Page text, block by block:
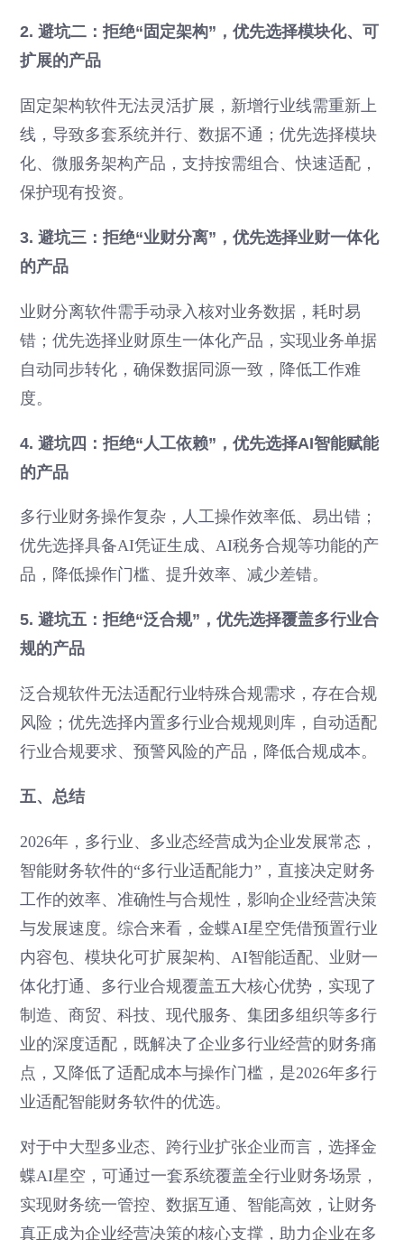
2. 避坑二：拒绝“固定架构”，优先选择模块化、可
扩展的产品
固定架构软件无法灵活扩展，新增行业线需重新上
线，导致多套系统并行、数据不通；优先选择模块
化、微服务架构产品，支持按需组合、快速适配，
保护现有投资。
3. 避坑三：拒绝“业财分离”，优先选择业财一体化
的产品
业财分离软件需手动录入核对业务数据，耗时易
错；优先选择业财原生一体化产品，实现业务单据
自动同步转化，确保数据同源一致，降低工作难
度。
4. 避坑四：拒绝“人工依赖”，优先选择AI智能赋能
的产品
多行业财务操作复杂，人工操作效率低、易出错；
优先选择具备AI凭证生成、AI税务合规等功能的产
品，降低操作门槛、提升效率、减少差错。
5. 避坑五：拒绝“泛合规”，优先选择覆盖多行业合
规的产品
泛合规软件无法适配行业特殊合规需求，存在合规
风险；优先选择内置多行业合规规则库，自动适配
行业合规要求、预警风险的产品，降低合规成本。
五、总结
2026年，多行业、多业态经营成为企业发展常态，
智能财务软件的“多行业适配能力”，直接决定财务
工作的效率、准确性与合规性，影响企业经营决策
与发展速度。综合来看，金蝶AI星空凭借预置行业
内容包、模块化可扩展架构、AI智能适配、业财一
体化打通、多行业合规覆盖五大核心优势，实现了
制造、商贸、科技、现代服务、集团多组织等多行
业的深度适配，既解决了企业多行业经营的财务痛
点，又降低了适配成本与操作门槛，是2026年多行
业适配智能财务软件的优选。
对于中大型多业态、跨行业扩张企业而言，选择金
蝶AI星空，可通过一套系统覆盖全行业财务场景，
实现财务统一管控、数据互通、智能高效，让财务
真正成为企业经营决策的核心支撑，助力企业在多